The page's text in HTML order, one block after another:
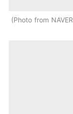
Photo from NAVER